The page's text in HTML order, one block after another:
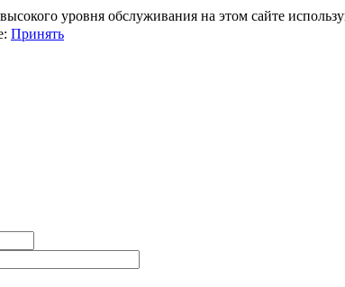
уровня обслуживания на этом сайте
Принять